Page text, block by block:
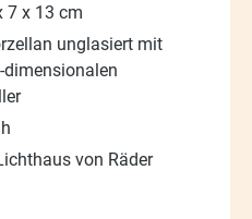
7 x 13 cm
unglasiert mit
dimensionalen
von Räder